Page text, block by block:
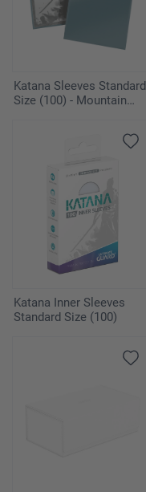
Katana Sleeves Standard
Size (100) - Mountain
Katana Inner Sleeves
Standard Size (100)